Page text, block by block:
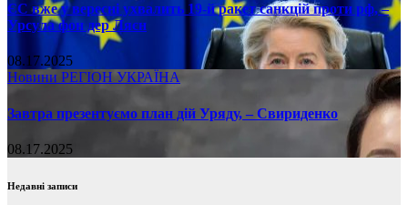
ЄС вже у вересні ухвалить 19-й ракет санкцій проти рф, –
Урсула фон дер Ляєн
08.17.2025
Новини РЕГІОН УКРАЇНА
Завтра презентуємо план дій Уряду, – Свириденко
08.17.2025
Недавні записи